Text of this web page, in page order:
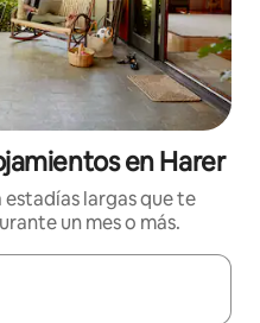
en Harer
largas que te
un mes o más.
navega con las